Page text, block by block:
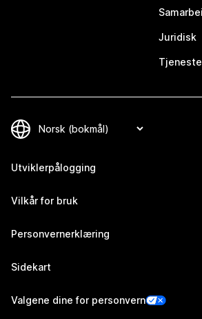
Juridisk
Utviklerpålogging
Vilkår for bruk
Personvernerklæring
Sidekart
Valgene dine for personvern